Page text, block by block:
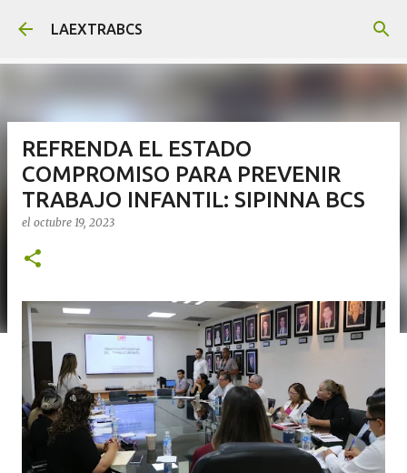
Ir al contenido principal
LAEXTRABCS
REFRENDA EL ESTADO
COMPROMISO PARA PREVENIR
TRABAJO INFANTIL: SIPINNA BCS
el octubre 19, 2023